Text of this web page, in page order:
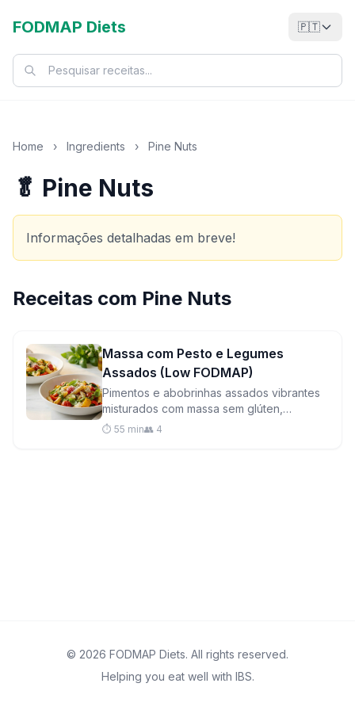
FODMAP Diets 🇵🇹
Home › Ingredients › Pine Nuts
🥬 Pine Nuts
Informações detalhadas em breve!
Receitas com Pine Nuts
Massa com Pesto e Legumes
Assados (Low FODMAP)
Pimentos e abobrinhas assados vibrantes
misturados com massa sem glúten,
mozzarella cremosa e pesto caseiro de
⏱️ 55 min👥 4
© 2026 FODMAP Diets. All rights reserved.
Helping you eat well with IBS.